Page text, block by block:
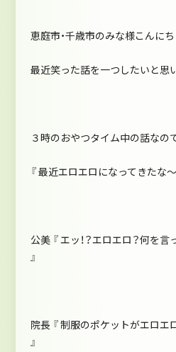
恵庭市・千歳市のみな様こんにち
最近笑った話を一つしたいと思
３時のおやつタイム中の話なの
『 最近エロエロになってきたな～
公美 『 エッ！？エロエロ？何を
』
院長 『 制服のポケットがエロエ
』